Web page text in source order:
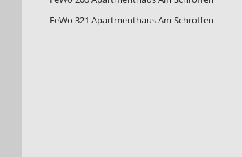
FeWo 321 Apartmenthaus Am Schroffen